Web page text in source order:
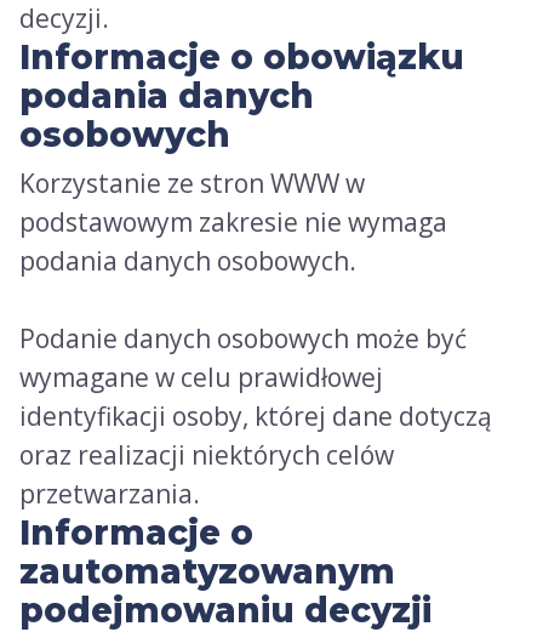
decyzji.
Informacje o obowiązku
podania danych
osobowych
Korzystanie ze stron WWW w
podstawowym zakresie nie wymaga
podania danych osobowych.
Podanie danych osobowych może być
wymagane w celu prawidłowej
identyfikacji osoby, której dane dotyczą
oraz realizacji niektórych celów
przetwarzania.
Informacje o
zautomatyzowanym
podejmowaniu decyzji